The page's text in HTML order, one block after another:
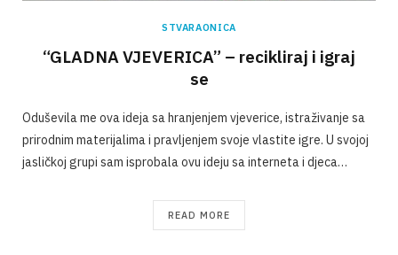
STVARAONICA
“GLADNA VJEVERICA” – recikliraj i igraj
se
Oduševila me ova ideja sa hranjenjem vjeverice, istraživanje sa
prirodnim materijalima i pravljenjem svoje vlastite igre. U svojoj
jasličkoj grupi sam isprobala ovu ideju sa interneta i djeca…
READ MORE